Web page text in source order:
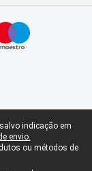
indicação em
envio.
ou métodos de